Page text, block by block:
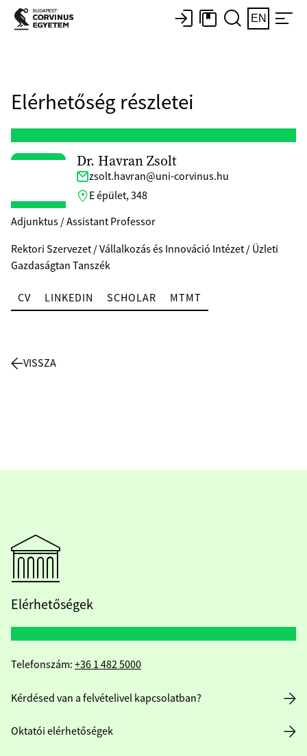
EN
Elérhetőség részletei
Dr. Havran Zsolt
zsolt.havran@uni-corvinus.hu
E épület, 348
Adjunktus / Assistant Professor
Rektori Szervezet / Vállalkozás és Innováció Intézet / Üzleti
Gazdaságtan Tanszék
CV LINKEDIN SCHOLAR MTMT
VISSZA
Elérhetőségek
Telefonszám: +36 1 482 5000
Kérdésed van a felvételivel kapcsolatban?
Oktatói elérhetőségek